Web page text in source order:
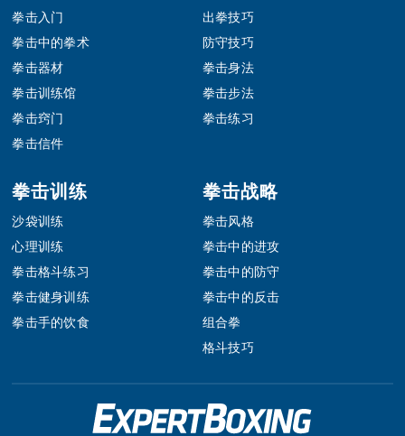
拳击入门
拳击中的拳术
拳击器材
拳击训练馆
拳击窍门
拳击信件
出拳技巧
防守技巧
拳击身法
拳击步法
拳击练习
拳击训练
沙袋训练
心理训练
拳击格斗练习
拳击健身训练
拳击手的饮食
拳击战略
拳击风格
拳击中的进攻
拳击中的防守
拳击中的反击
组合拳
格斗技巧